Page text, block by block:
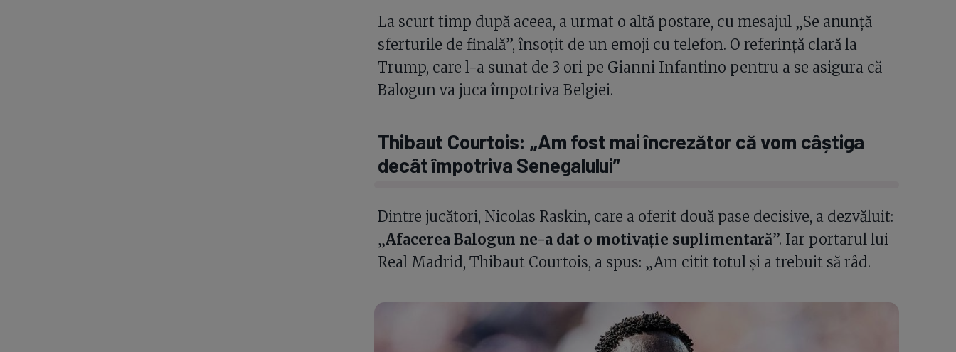
La scurt timp după aceea, a urmat o altă postare, cu mesajul „Se anunță
sferturile de finală”, însoțit de un emoji cu telefon. O referință clară la
Trump, care l-a sunat de 3 ori pe Gianni Infantino pentru a se asigura că
Balogun va juca împotriva Belgiei.
Thibaut Courtois: „Am fost mai încrezător că vom câștiga
decât împotriva Senegalului”
Dintre jucători, Nicolas Raskin, care a oferit două pase decisive, a dezvăluit:
„Afacerea Balogun ne-a dat o motivație suplimentară”. Iar portarul lui
Real Madrid, Thibaut Courtois, a spus: „Am citit totul și a trebuit să râd.